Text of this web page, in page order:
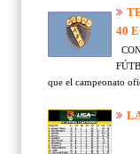
40
que el campeonato